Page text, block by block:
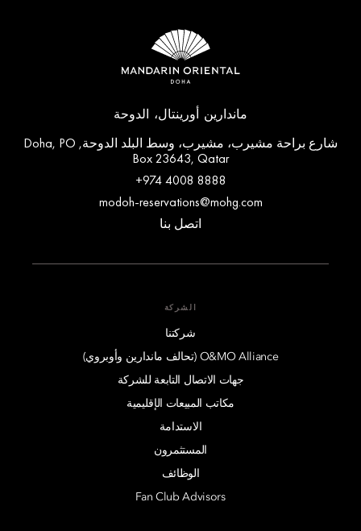
ماندارين أورينتال، الدوحة
شارع براحة مشيرب، مشيرب، وسط البلد الدوحة, Doha, PO
Box 23643, Qatar
+974 4008 8888
modoh-reservations@mohg.com
اتصل بنا
الشركة
شركتنا
O&MO Alliance (تحالف ماندارين وأوبروي)
جهات الاتصال التابعة للشركة
مكاتب المبيعات الإقليمية
الاستدامة
المستثمرون
الوظائف
Fan Club Advisors